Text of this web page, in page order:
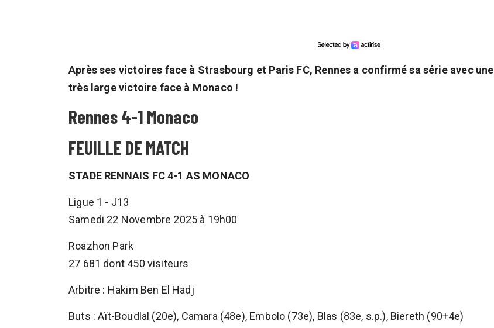
Après ses victoires face à Strasbourg et Paris FC, Rennes a confirmé sa série avec une
très large victoire face à Monaco !
Rennes 4-1 Monaco
FEUILLE DE MATCH
STADE RENNAIS FC 4-1 AS MONACO
Ligue 1 - J13
Samedi 22 Novembre 2025 à 19h00
Roazhon Park
27 681 dont 450 visiteurs
Arbitre : Hakim Ben El Hadj
Buts : Aït-Boudlal (20e), Camara (48e), Embolo (73e), Blas (83e, s.p.), Biereth (90+4e)